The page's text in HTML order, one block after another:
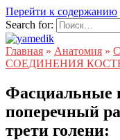
Перейти к содержанию
Search for:
Главная » Анатомия »
СОЕДИНЕНИЯ
Фасциальные
поперечный
трети голени: